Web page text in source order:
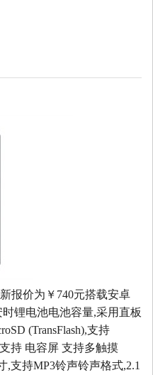
报价为￥740元搭载安卓
锂电池电池容量,采用直板
(TransFlash),支持
持 电容屏 支持多触摸
,支持MP3铃声铃声格式,2.1